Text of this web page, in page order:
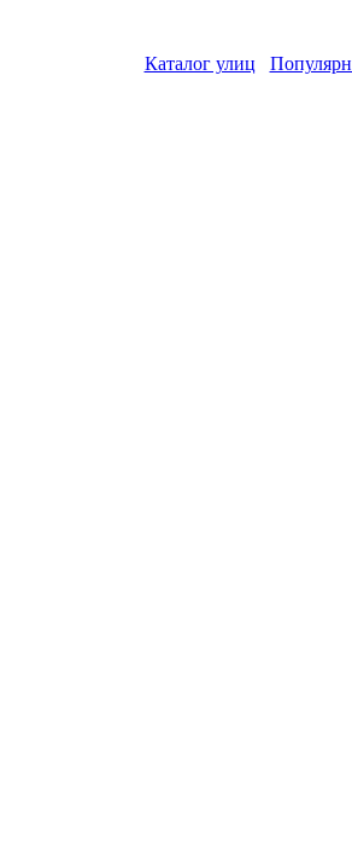
Каталог улиц